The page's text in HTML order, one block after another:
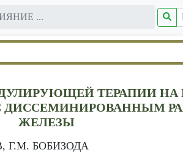
...
ТЕРАПИИ НА
ДИССЕМИНИРОВАННЫМ
ЖЕЛЕЗЫ
Г.М. БОБИЗОДА